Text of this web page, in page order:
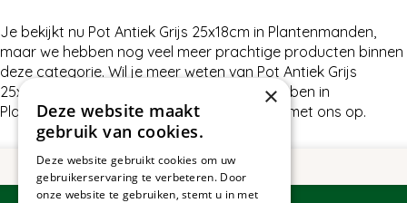
Je bekijkt nu Pot Antiek Grijs 25x18cm in Plantenmanden,
maar we hebben nog veel meer prachtige producten binnen
deze categorie. Wil je meer weten van Pot Antiek Grijs
25x18cm of wat wij nog meer te bieden hebben in
Plantenmanden, neem dan gerust contact met ons op.
×
Deze website maakt
gebruik van cookies.
Deze website gebruikt cookies om uw
gebruikerservaring te verbeteren. Door
onze website te gebruiken, stemt u in met